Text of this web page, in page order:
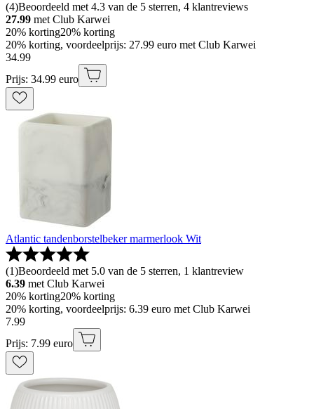
(4)Beoordeeld met 4.3 van de 5 sterren, 4 klantreviews
27.99 met Club Karwei
20% korting20% korting
20% korting, voordeelprijs: 27.99 euro met Club Karwei
34.99
Prijs: 34.99 euro
Atlantic tandenborstelbeker marmerlook Wit
(1)Beoordeeld met 5.0 van de 5 sterren, 1 klantreview
6.39 met Club Karwei
20% korting20% korting
20% korting, voordeelprijs: 6.39 euro met Club Karwei
7.99
Prijs: 7.99 euro